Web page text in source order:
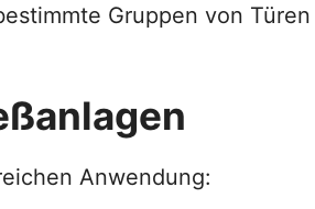
Gruppen von
Anwendung: